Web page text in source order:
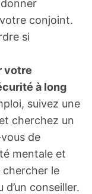
conjoint.
si
votre
à long
suivez une
cherchez un
de
mentale et
chercher le
d’un conseiller.